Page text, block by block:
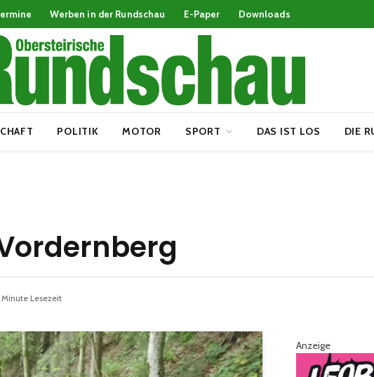
Werben in der Rundschau E-Paper Downloads
POLITIK MOTOR SPORT DAS IST LOS DIE
Minute Lesezeit
Anzeige